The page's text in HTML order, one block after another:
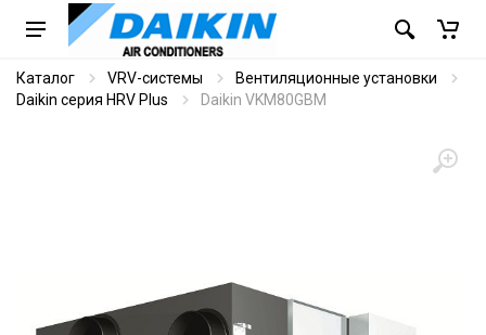
Каталог VRV-системы
Вентиляционные установки
Daikin серия HRV Plus
Daikin VKM80GBM